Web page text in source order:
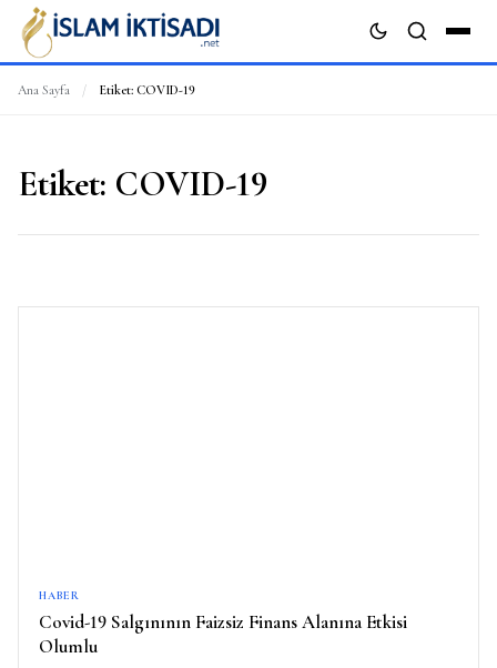
Ana Sayfa / Etiket: COVID-19
Etiket: COVID-19
HABER
Covid-19 Salgınının Faizsiz Finans Alanına Etkisi
Olumlu